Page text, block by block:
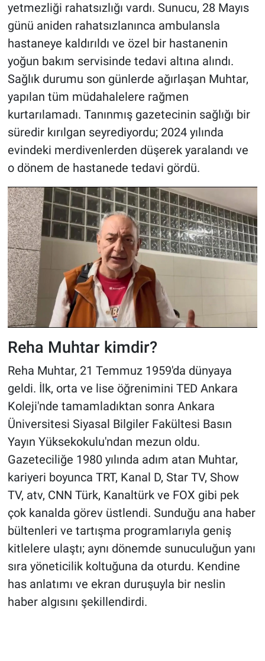
yetmezliği rahatsızlığı vardı. Sunucu, 28 Mayıs
günü aniden rahatsızlanınca ambulansla
hastaneye kaldırıldı ve özel bir hastanenin
yoğun bakım servisinde tedavi altına alındı.
Sağlık durumu son günlerde ağırlaşan Muhtar,
yapılan tüm müdahalelere rağmen
kurtarılamadı. Tanınmış gazetecinin sağlığı bir
süredir kırılgan seyrediyordu; 2024 yılında
evindeki merdivenlerden düşerek yaralandı ve
o dönem de hastanede tedavi gördü.
Reha Muhtar kimdir?
Reha Muhtar, 21 Temmuz 1959'da dünyaya
geldi. İlk, orta ve lise öğrenimini TED Ankara
Koleji'nde tamamladıktan sonra Ankara
Üniversitesi Siyasal Bilgiler Fakültesi Basın
Yayın Yüksekokulu'ndan mezun oldu.
Gazeteciliğe 1980 yılında adım atan Muhtar,
kariyeri boyunca TRT, Kanal D, Star TV, Show
TV, atv, CNN Türk, Kanaltürk ve FOX gibi pek
çok kanalda görev üstlendi. Sunduğu ana haber
bültenleri ve tartışma programlarıyla geniş
kitlelere ulaştı; aynı dönemde sunuculuğun yanı
sıra yöneticilik koltuğuna da oturdu. Kendine
has anlatımı ve ekran duruşuyla bir neslin
haber algısını şekillendirdi.